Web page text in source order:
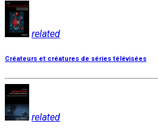
related
Créateurs et créatures de séries télévisées
related